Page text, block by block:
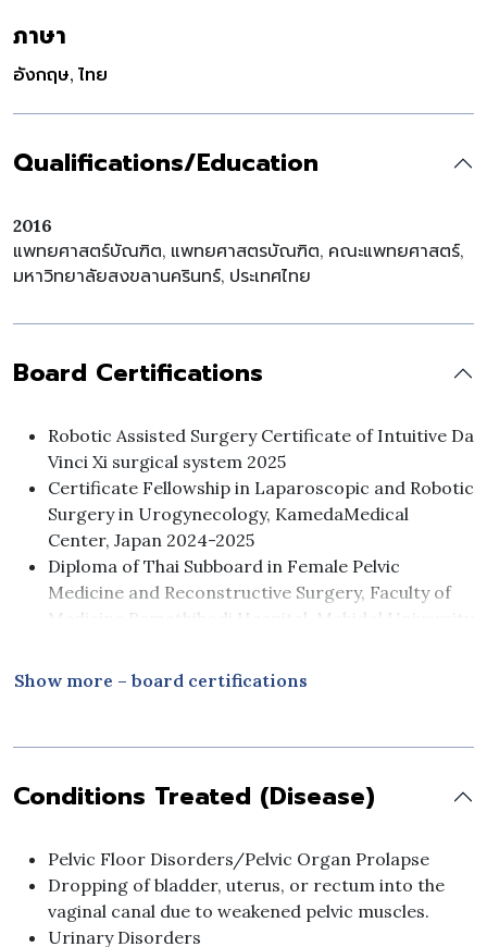
ภาษา
อังกฤษ, ไทย
Qualifications/Education
2016
แพทยศาสตร์บัณฑิต, แพทยศาสตรบัณฑิต, คณะแพทยศาสตร์,
มหาวิทยาลัยสงขลานครินทร์, ประเทศไทย
Board Certifications
Robotic Assisted Surgery Certificate of Intuitive Da
Vinci Xi surgical system 2025
Certificate Fellowship in Laparoscopic and Robotic
Surgery in Urogynecology, KamedaMedical
Center, Japan 2024-2025
Diploma of Thai Subboard in Female Pelvic
Medicine and Reconstructive Surgery, Faculty of
Medicine Ramathibodi Hospital, Mahidol University
Certification in Cosmetic Gynecology Course,
Diploma of Thai Board of Obstetrics and
Show more – board certifications
Conditions Treated (Disease)
Pelvic Floor Disorders/Pelvic Organ Prolapse
Dropping of bladder, uterus, or rectum into the
vaginal canal due to weakened pelvic muscles.
Urinary Disorders